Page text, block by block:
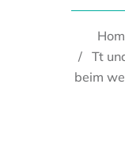
/ Tt
beim